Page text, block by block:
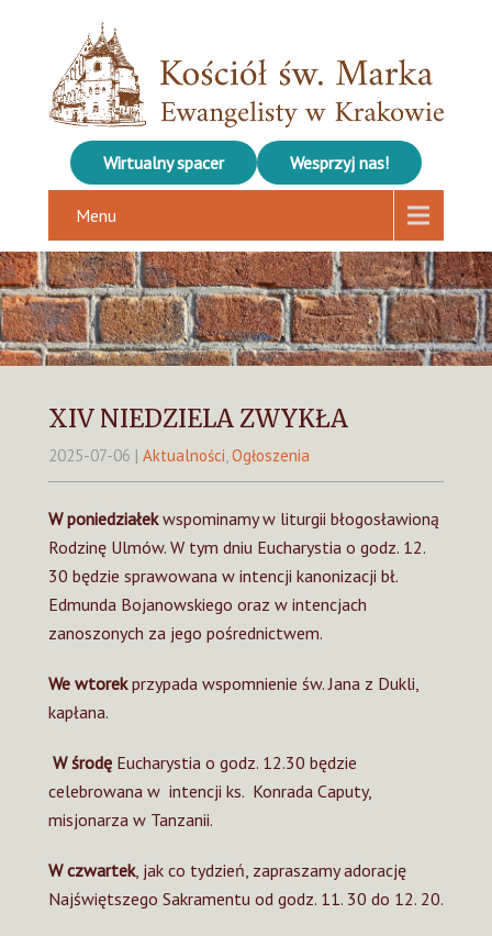
Wirtualny spacer Wesprzyj nas!
Menu
XIV NIEDZIELA ZWYKŁA
2025-07-06 | Aktualności Ogłoszenia
W poniedziałekwspominamy w liturgii błogosławioną
Rodzinę Ulmów. W tym dniu Eucharystia o godz. 12.
30 będzie sprawowana w intencji kanonizacji bł.
Edmunda Bojanowskiego oraz w intencjach
zanoszonych za jego pośrednictwem.
We wtorekprzypada wspomnienie św. Jana z Dukli,
kapłana.
W środę Eucharystia o godz. 12.30 będzie
celebrowana w intencji ks. Konrada Caputy,
misjonarza w Tanzanii.
W czwartek, jak co tydzień, zapraszamy adorację
Najświętszego Sakramentu od godz. 11. 30 do 12. 20.